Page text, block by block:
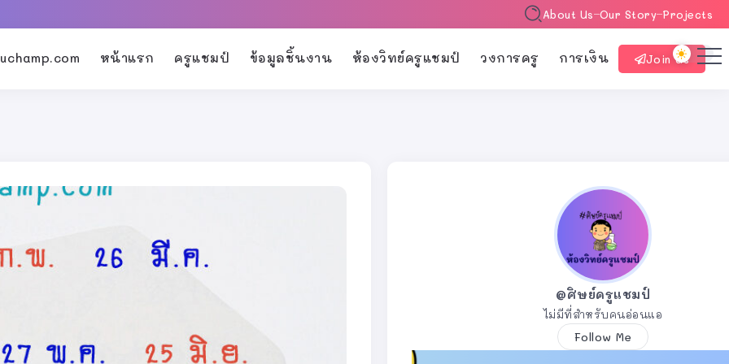
About Us Our Story Projects
หน้าแรก ครูแชมป์ ข้อมูลชิ้นงาน ห้องวิทย์ครูแชมป์ วงการครู การเงิน Join Us
@ศิษย์ครูแชมป์
ไม่มีที่สำหรับคนอ่อนแอ
Follow Me